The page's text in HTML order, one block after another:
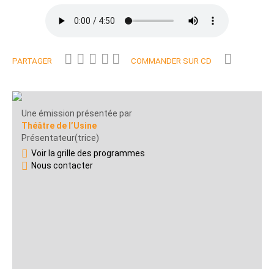
PARTAGER COMMANDER SUR CD
Une émission présentée par
Théâtre de l’Usine
Présentateur(trice)
Voir la grille des programmes
Nous contacter